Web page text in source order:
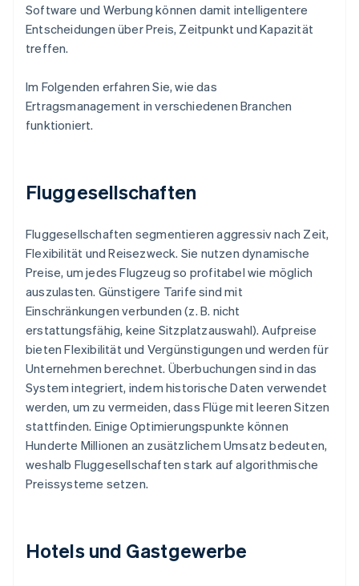
Software und Werbung können damit intelligentere
Entscheidungen über Preis, Zeitpunkt und Kapazität
treffen.
Im Folgenden erfahren Sie, wie das
Ertragsmanagement in verschiedenen Branchen
funktioniert.
Fluggesellschaften
Fluggesellschaften segmentieren aggressiv nach Zeit,
Flexibilität und Reisezweck. Sie nutzen dynamische
Preise, um jedes Flugzeug so profitabel wie möglich
auszulasten. Günstigere Tarife sind mit
Einschränkungen verbunden (z. B. nicht
erstattungsfähig, keine Sitzplatzauswahl). Aufpreise
bieten Flexibilität und Vergünstigungen und werden für
Unternehmen berechnet. Überbuchungen sind in das
System integriert, indem historische Daten verwendet
werden, um zu vermeiden, dass Flüge mit leeren Sitzen
stattfinden. Einige Optimierungspunkte können
Hunderte Millionen an zusätzlichem Umsatz bedeuten,
weshalb Fluggesellschaften stark auf algorithmische
Preissysteme setzen.
Hotels und Gastgewerbe